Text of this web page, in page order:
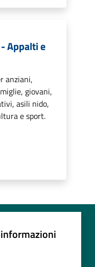
Appalti e
anziani,
giovani,
asili nido,
e sport.